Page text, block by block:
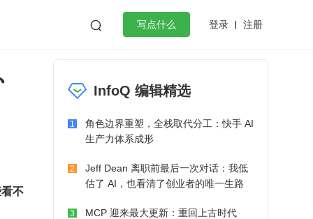
 写点什么 登录 注册
作
微服务架构 flutter
不
InfoQ 编辑精选
1
角色边界重塑，全栈取代分工：快手 AI
生产力体系成形
2
Jeff Dean 离职前最后一次对话：我低
估了 AI，也看清了创业者的唯一生路
3
MCP 迎来最大更新：重回上古时代